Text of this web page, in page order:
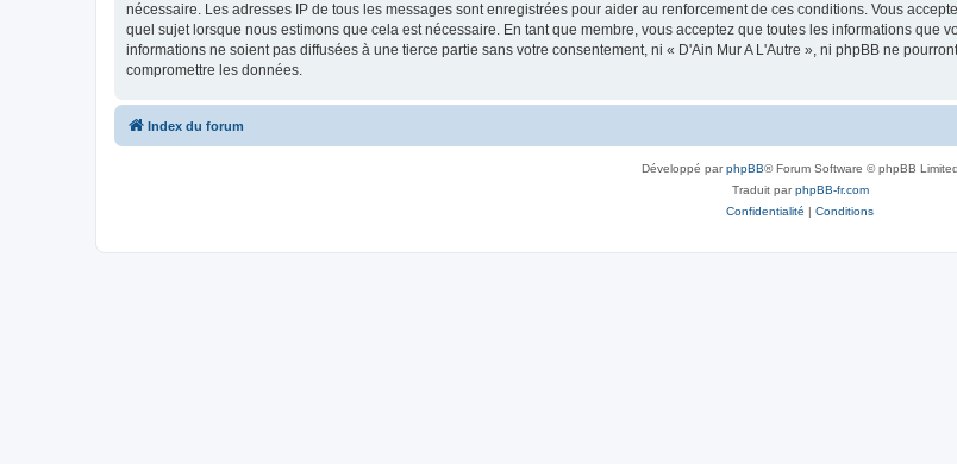
nécessaire. Les adresses IP de tous les messages sont enregistrées pour aider au renforcement de ces conditions. Vous
quel sujet lorsque nous estimons que cela est nécessaire. En tant que membre, vous acceptez que toutes les informations que
informations ne soient pas diffusées à une tierce partie sans votre consentement, ni « D'Ain Mur A L'Autre », ni phpBB ne
compromettre les données.
Index du forum
Développé parphpBB® Forum Software © phpBB Limited
Traduit parphpBB-fr.com
Confidentialité | Conditions